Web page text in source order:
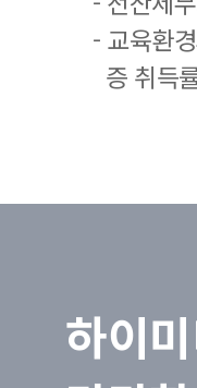
- 교육환
증 취득
하이